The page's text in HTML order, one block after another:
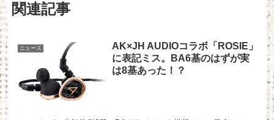
関連記事
ニュース
AK×JH AUDIOコラボ「ROSIE」
に表記ミス。BA6基のはずが実
は8基あった！？